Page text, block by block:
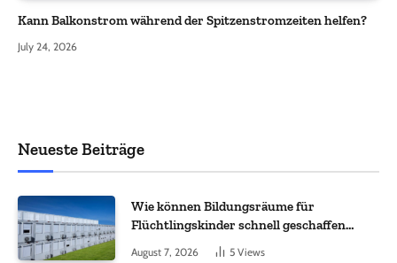
Kann Balkonstrom während der Spitzenstromzeiten helfen?
July 24, 2026
Neueste Beiträge
Wie können Bildungsräume für
Flüchtlingskinder schnell geschaffen
August 7, 2026 5 Views